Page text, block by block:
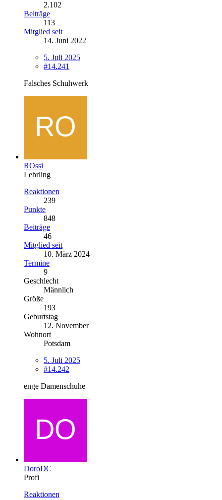
2.102
Beiträge
113
Mitglied seit
14. Juni 2022
5. Juli 2025
#14.241
Falsches Schuhwerk
ROssi
Lehrling
Reaktionen
239
Punkte
848
Beiträge
46
Mitglied seit
10. März 2024
Termine
9
Geschlecht
Männlich
Größe
193
Geburtstag
12. November
Wohnort
Potsdam
5. Juli 2025
#14.242
enge Damenschuhe
DoroDC
Profi
Reaktionen